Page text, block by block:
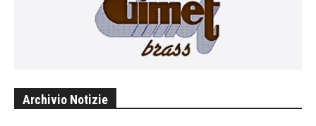
Archivio Notizie